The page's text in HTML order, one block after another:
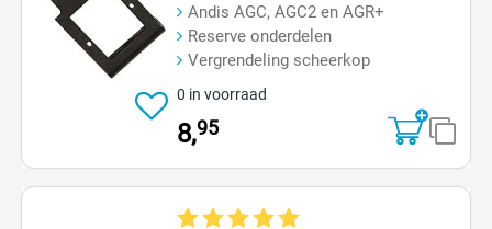
Andis AGC, AGC2 en AGR+
Reserve onderdelen
Vergrendeling scheerkop
0 in voorraad
8,95